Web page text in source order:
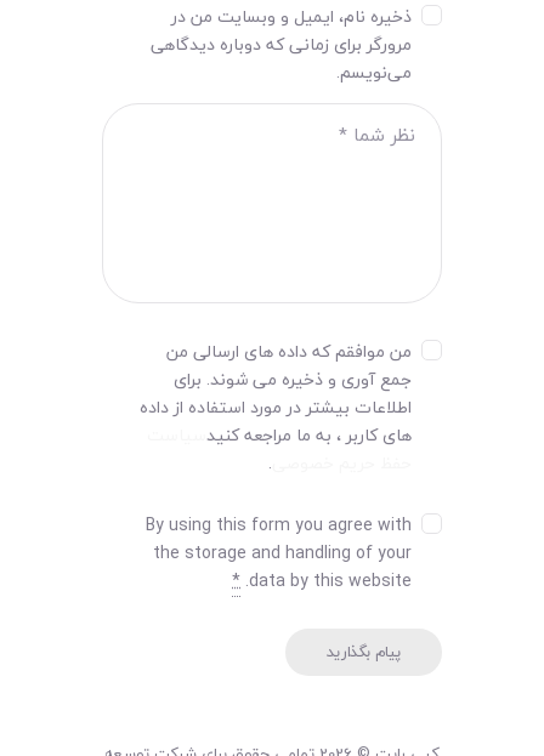
ذخیره نام، ایمیل و وبسایت من در
مرورگر برای زمانی که دوباره دیدگاهی
می‌نویسم.
من موافقم که داده های ارسالی من
جمع آوری و ذخیره می شوند. برای
اطلاعات بیشتر در مورد استفاده از داده
های کاربر ، به ما مراجعه کنید
.
By using this form you agree with
the storage and handling of your
data by this website.
*